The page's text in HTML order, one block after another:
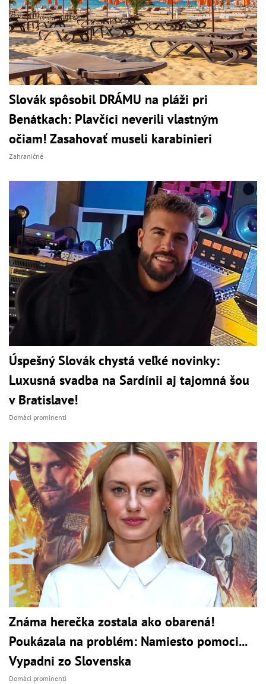
Slovák spôsobil DRÁMU na pláži pri
Benátkach: Plavčíci neverili vlastným
očiam! Zasahovať museli karabinieri
Zahraničné
Úspešný Slovák chystá veľké novinky:
Luxusná svadba na Sardínii aj tajomná šou
v Bratislave!
Domáci prominenti
Známa herečka zostala ako obarená!
Poukázala na problém: Namiesto pomoci...
Vypadni zo Slovenska
Domáci prominenti